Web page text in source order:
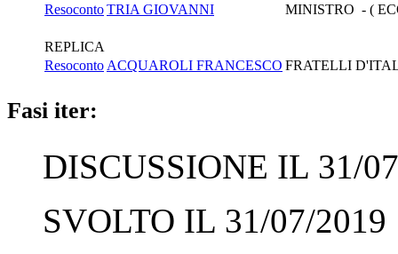
ResocontoTRIA GIOVANNI MINISTRO - (
REPLICA
Resoconto ACQUAROLI FRANCESCO FRATELLI
Fasi iter:
DISCUSSIONE IL 31/
SVOLTO IL 31/07/2019